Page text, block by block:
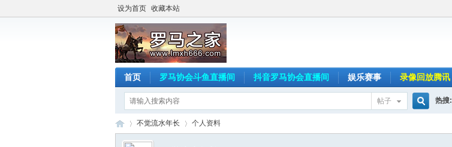
设为首页 收藏本站
首页 罗马协会斗鱼直播间 抖音罗马协会直播间 娱乐赛事 录像回放腾讯
帖子 热搜:
不觉流水年长 个人资料